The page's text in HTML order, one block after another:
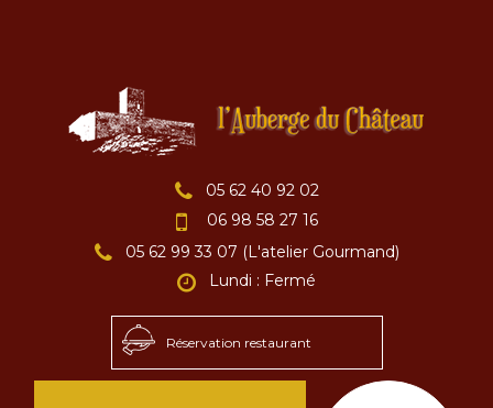
05 62 40 92 02
06 98 58 27 16
05 62 99 33 07 (L'atelier Gourmand)
Lundi : Fermé
Réservation restaurant